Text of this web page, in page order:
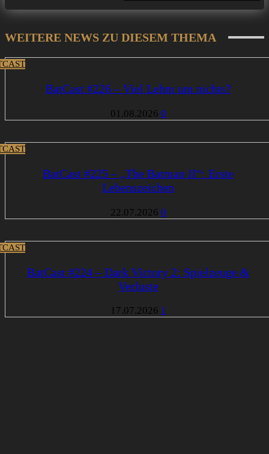
WEITERE NEWS ZU DIESEM THEMA
BatCast #226 – Viel Lehm um nichts?
01.08.2026 0
BatCast #225 – „The Batman II“: Erste
Lebenszeichen
22.07.2026 0
BatCast #224 – Dark Victory 2: Spielzeuge &
Verluste
17.07.2026 1